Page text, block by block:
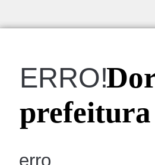
ERRO!
prefeitura
erro